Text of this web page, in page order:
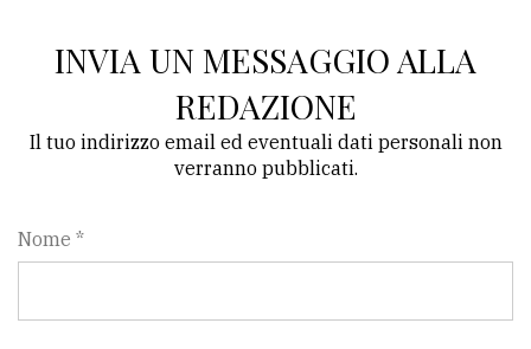
INVIA UN MESSAGGIO ALLA
REDAZIONE
Il tuo indirizzo email ed eventuali dati personali non
verranno pubblicati.
Nome *